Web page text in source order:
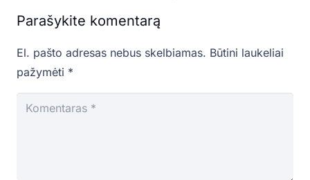
Parašykite komentarą
El. pašto adresas nebus skelbiamas. Būtini laukeliai
pažymėti *